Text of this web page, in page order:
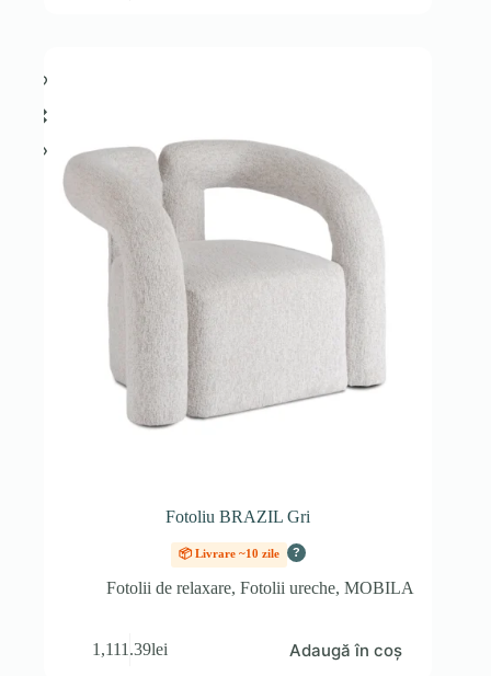
Fotoliu BRAZIL Gri
📦 Livrare ~10 zile ?
Fotolii de relaxare, Fotolii ureche, MOBILA
1,111.39lei Adaugă în coș